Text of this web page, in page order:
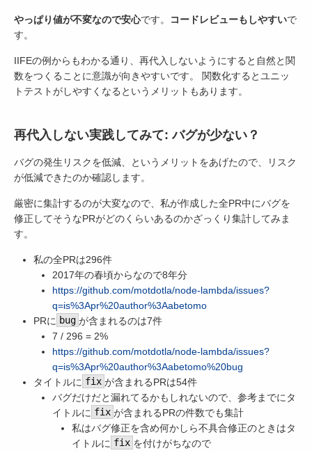
やっぱり値が不変なので安心です。 コードレビューもしやすいで
す。
IIFEの例からもわかる通り、再代入しないようにすると自然と関
数をつくることに意識が向きやすいです。 関数化するとユニッ
トテストがしやすくなるというメリットもあります。
再代入しない実践してみて: バグが少ない？
バグの発生リスクを低減、というメリットをあげたので、リスク
が低減できたのか確認します。
厳密に集計するのが大変なので、私が作成した全PR中にバグを
修正してそうなPRがどのくらいあるのかざっくり集計してみま
す。
私の全PRは296件
2017年の春頃からなので8年分
https://github.com/motdotla/node-lambda/issues?
q=is%3Apr%20author%3Aabetomo
PRに bug が含まれるのは7件
7 / 296 = 2%
https://github.com/motdotla/node-lambda/issues?
q=is%3Apr%20author%3Aabetomo%20bug
タイトルに fix が含まれるPRは54件
バグだけだと漏れてるかもしれないので、参考までにタ
イトルに fix が含まれるPRの件数でも集計
私はバグ修正を含め何かしら不具合修正のときはタ
イトルに fix を付けがちなので